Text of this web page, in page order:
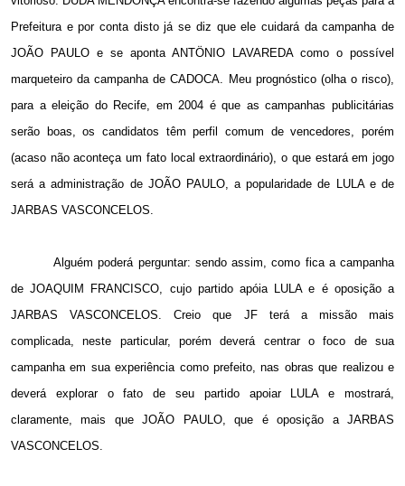
Prefeitura e por conta disto já se diz que ele cuidará da campanha de
JOÃO PAULO e se aponta ANTÖNIO LAVAREDA como o possível
marqueteiro da campanha de CADOCA. Meu prognóstico (olha o risco),
para a eleição do Recife, em 2004 é que as campanhas publicitárias
serão boas, os candidatos têm perfil comum de vencedores, porém
(acaso não aconteça um fato local extraordinário), o que estará em jogo
será a administração de JOÃO PAULO, a popularidade de LULA e de
JARBAS VASCONCELOS.
Alguém poderá perguntar: sendo assim, como fica a campanha
de JOAQUIM FRANCISCO, cujo partido apóia LULA e é oposição a
JARBAS VASCONCELOS. Creio que JF terá a missão mais
complicada, neste particular, porém deverá centrar o foco de sua
campanha em sua experiência como prefeito, nas obras que realizou e
deverá explorar o fato de seu partido apoiar LULA e mostrará,
claramente, mais que JOÃO PAULO, que é oposição a JARBAS
VASCONCELOS.